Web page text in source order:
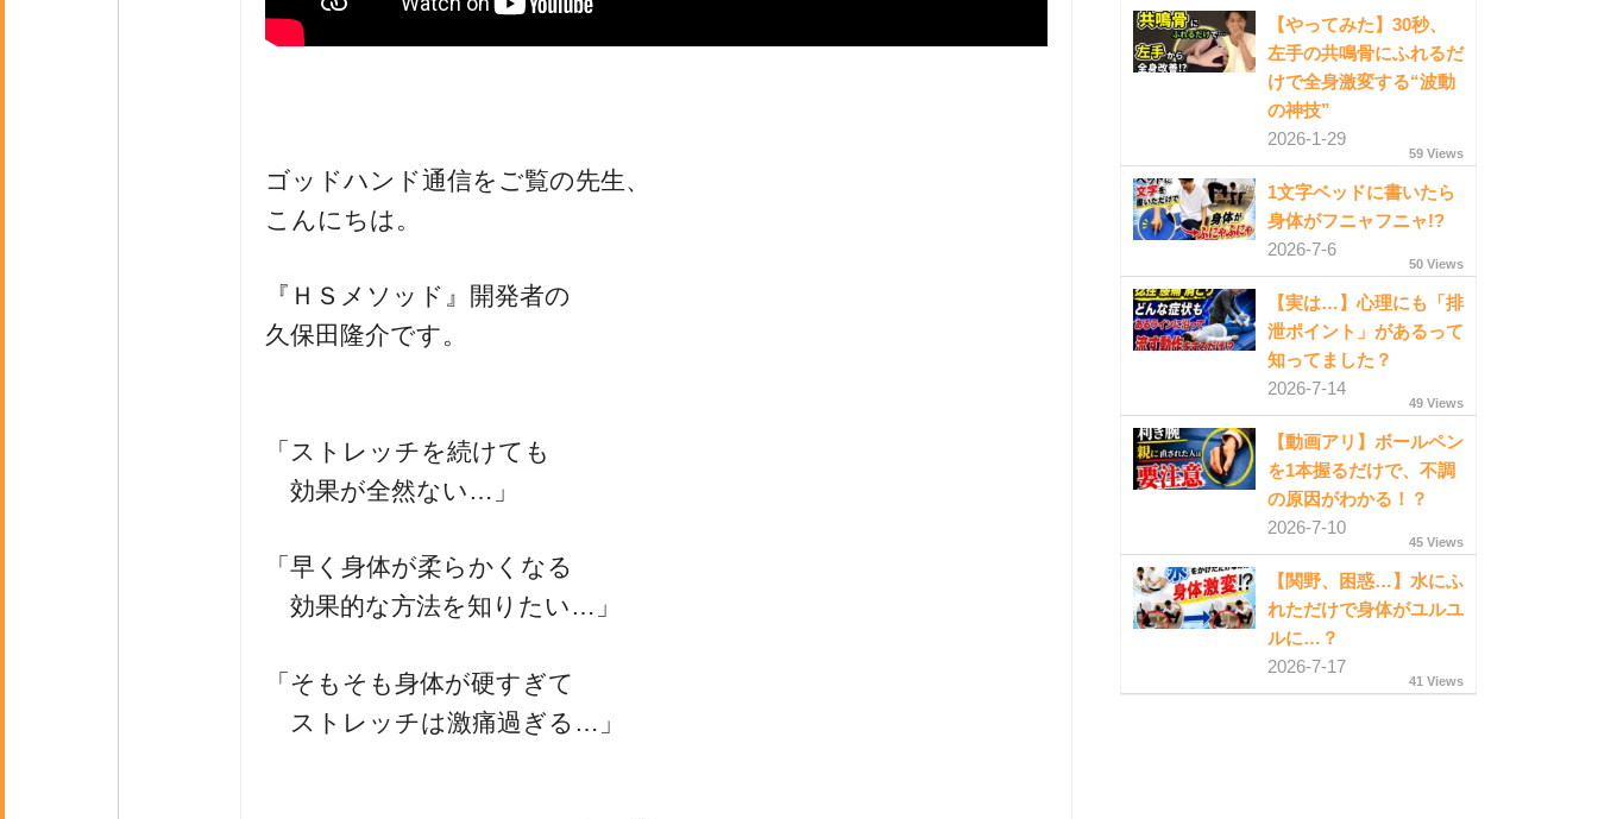
一流の整体師セミナー
ゴッドハンド通信をご覧の先生、
こんにちは。
『ＨＳメソッド』開発者の
久保田隆介です。
「ストレッチを続けても
効果が全然ない…」
「早く身体が柔らかくなる
効果的な方法を知りたい…」
「そもそも身体が硬すぎて
ストレッチは激痛過ぎる…」
【やってみた】30秒、
左手の共鳴骨にふれるだ
けで全身激変する“波動
の神技”
2026-1-29
59 Views
1文字ベッドに書いたら
身体がフニャフニャ!?
2026-7-6
50 Views
【実は…】心理にも「排
泄ポイント」があるって
知ってました？
2026-7-14
49 Views
【動画アリ】ボールペン
を1本握るだけで、不調
の原因がわかる！？
2026-7-10
45 Views
【関野、困惑…】水にふ
れただけで身体がユルユ
ルに…？
2026-7-17
41 Views